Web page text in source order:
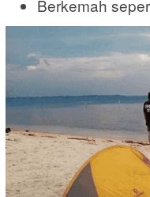
Berkemah